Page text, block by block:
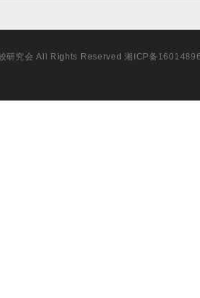
研究会 All Rights Reserved湘ICP备